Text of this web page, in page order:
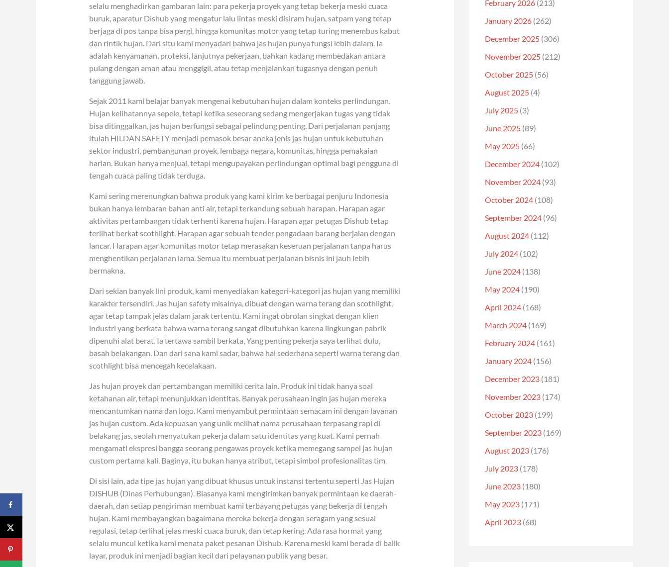
selalu menghadirkan gambaran lain: para pekerja proyek yang tetap bekerja meski cuaca
buruk, aparatur Dishub yang mengatur lalu lintas meski disiram hujan, satpam yang tetap
berjaga di pos tanpa bisa pergi, hingga komunitas motor yang tetap turing menembus kabut
dan rintik hujan. Dari situ kami menyadari bahwa jas hujan punya fungsi lebih dalam. Ia
adalah kenyamanan, proteksi, lanjutnya pekerjaan, bahkan kadang membedakan antara
pulang dengan aman atau menggigil, atau tetap menjalankan tugasnya dengan penuh
tanggung jawab.
Sejak 2011 kami belajar banyak mengenai kebutuhan hujan dalam konteks perlindungan.
Hujan kelihatannya sepele, tetapi ketika seseorang sedang mengerjakan tugas yang tidak
bisa ditinggalkan, jas hujan berfungsi sebagai pelindung penting. Dari perjalanan panjang
itulah HILDAN SAFETY menjadi pemasok besar aneka jenis jas hujan untuk kebutuhan
sektor industri, pembangunan proyek, lembaga negara, komunitas, hingga pemakaian
harian. Bukan hanya menjual, tetapi mengupayakan perlindungan optimal bagi pengguna di
tengah cuaca paling tidak terduga.
Kami sering merenungkan bahwa produk yang kami kirim ke berbagai penjuru Indonesia
bukan hanya lembaran bahan anti air, tetapi terkandung sebuah harapan. Harapan agar
aktivitas pertambangan tidak terhenti karena hujan. Harapan agar petugas Dishub tetap
terlihat berkat scothlight. Harapan agar sebuah tender pengadaan barang berjalan dengan
lancar. Harapan agar komunitas motor tetap merasakan keseruan perjalanan tanpa harus
menghentikan perjalanan lama. Semua itu membuat perjalanan bisnis ini jauh lebih
bermakna.
Dari sekian banyak lini produk, kami menyediakan kategori-kategori jas hujan yang memiliki
karakter tersendiri. Jas hujan safety misalnya, dibuat dengan warna terang dan scothlight,
agar tetap tampak jelas dalam jarak tertentu. Kami ingat obrolan singkat dengan klien
industri yang berkata bahwa warna terang sangat dibutuhkan karena lingkungan pabrik
dipenuhi alat berat. Ia tertawa sambil berkata, Yang penting pekerja saya terlihat dulu,
basah belakangan. Dan dari sana kami sadar, bahwa hal sederhana seperti warna terang dan
scothlight bisa mencegah kecelakaan.
Jas hujan proyek dan pertambangan memiliki cerita lain. Produk ini tidak hanya soal
ketahanan air, tetapi menunjukkan identitas. Banyak perusahaan ingin jas hujan mereka
mencantumkan nama dan logo. Kami menyambut permintaan semacam ini dengan layanan
jas hujan custom. Ada kepuasan yang unik melihat nama perusahaan terpasang rapi di
belakang jas, seolah menyatukan pekerja dalam satu identitas yang kuat. Kami pernah
mengamati ekspresi bangga seorang pengawas proyek ketika memegang sampel jas hujan
custom pertama kali. Baginya, itu bukan hanya atribut, tetapi simbol profesionalitas tim.
Di sisi lain, ada tipe jas hujan yang dibuat khusus untuk instansi tertentu seperti Jas Hujan
DISHUB (Dinas Perhubungan). Biasanya kami mengirimkan banyak permintaan ke daerah-
daerah, dan setiap pengiriman membuat kami terbayang petugas yang bekerja di tengah
hujan. Kami membayangkan bagaimana mereka bekerja dengan seragam yang sesuai
regulasi, tetap terlihat jelas meski cuaca buruk, dan tetap kering. Ada rasa hormat yang
selalu muncul ketika kami menata paket pesanan Dishub. Karena meski kami berada di balik
layar, produk ini menjadi bagian kecil dari pelayanan publik yang besar.
February 2026 (213)
January 2026 (262)
December 2025 (306)
November 2025 (212)
October 2025 (56)
August 2025 (4)
July 2025 (3)
June 2025 (89)
May 2025 (66)
December 2024 (102)
November 2024 (93)
October 2024 (108)
September 2024 (96)
August 2024 (112)
July 2024 (102)
June 2024 (138)
May 2024 (190)
April 2024 (168)
March 2024 (169)
February 2024 (161)
January 2024 (156)
December 2023 (181)
November 2023 (174)
October 2023 (199)
September 2023 (169)
August 2023 (176)
July 2023 (178)
June 2023 (180)
May 2023 (171)
April 2023 (68)